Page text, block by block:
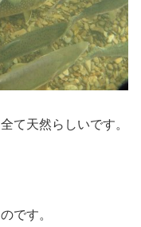
て天然らしいです。
です。